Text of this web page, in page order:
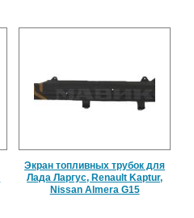
Экран топливных трубок для
Лада Ларгус, Renault Kaptur,
Nissan Almera G15